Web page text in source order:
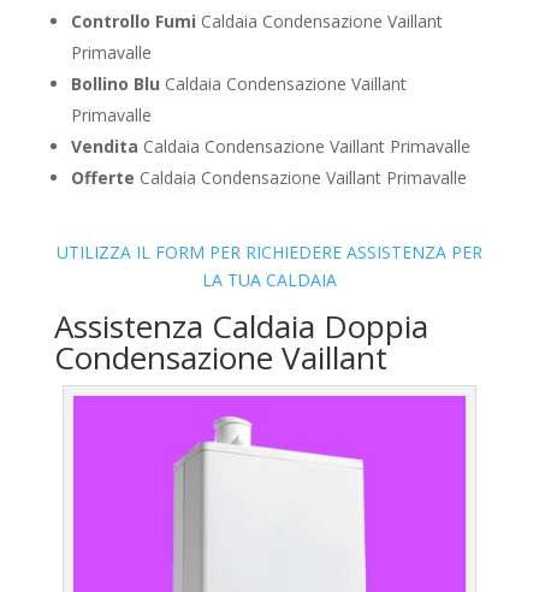
Controllo Fumi Caldaia Condensazione Vaillant
Primavalle
Bollino Blu Caldaia Condensazione Vaillant
Primavalle
Vendita Caldaia Condensazione Vaillant Primavalle
Offerte Caldaia Condensazione Vaillant Primavalle
UTILIZZA IL FORM PER RICHIEDERE ASSISTENZA PER
LA TUA CALDAIA
Assistenza Caldaia Doppia
Condensazione Vaillant